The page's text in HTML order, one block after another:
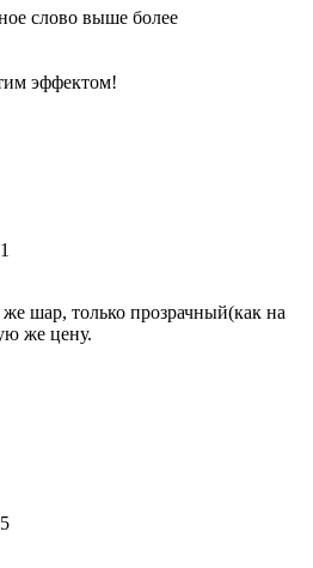
слово выше более
эффектом!
шар, только прозрачный(как на
же цену.